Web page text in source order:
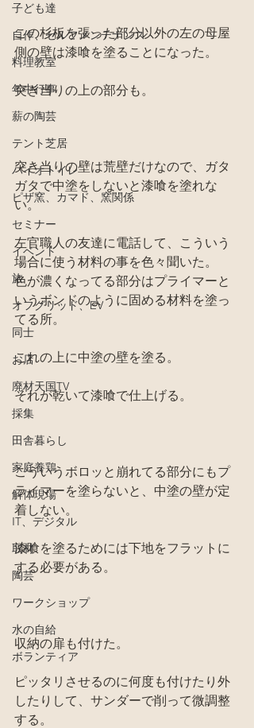
子ども達
自作、セルフメンテナンス
料理教室
年中行事
薪の陶芸
テント芝居
バイオトイレ
ピザ窯、カマド、窯関係
セミナー
イベント
旅
オフグリッド、EV
同士
お店
廃材天国TV
採集
田舎暮らし
家庭養鶏
解体現場
IT、デジタル
取材
陶芸
ワークショップ
水の自給
ボランティア
この杉板を張った部分以外の左の母屋
側の壁は漆喰を塗ることになった。
突き当りの上の部分も。
突き当りの壁は荒壁だけなので、ガタ
ガタで中塗をしないと漆喰を塗れな
い。
左官職人の友達に電話して、こういう
場合に使う材料の事を色々聞いた。
色が濃くなってる部分はプライマーと
いうボンドのように固める材料を塗っ
てる所。
これの上に中塗の壁を塗る。
それが乾いて漆喰で仕上げる。
こういうボロッと崩れてる部分にもプ
ライマーを塗らないと、中塗の壁が定
着しない。
漆喰を塗るためには下地をフラットに
する必要がある。
収納の扉も付けた。
ピッタリさせるのに何度も付けたり外
したりして、サンダーで削って微調整
する。